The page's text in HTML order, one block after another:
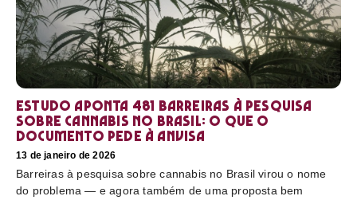
Estudo aponta 481 barreiras à pesquisa
sobre cannabis no Brasil: o que o
documento pede à Anvisa
13 de janeiro de 2026
Barreiras à pesquisa sobre cannabis no Brasil virou o nome
do problema — e agora também de uma proposta bem